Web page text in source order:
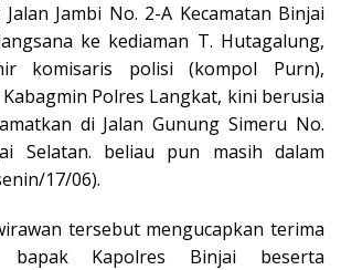
Jambi No. 2-A Kecamatan Binjai
ke kediaman T. Hutagalung,
komisaris polisi (kompol Purn),
Polres Langkat, kini berusia
di Jalan Gunung Simeru No.
Selatan. beliau pun masih dalam
17/06).
tersebut mengucapkan terima
bapak Kapolres Binjai beserta